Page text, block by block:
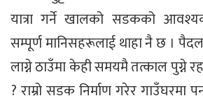
यात्रा गर्ने खालको सडकको
सम्पूर्ण मानिसहरूलाई थाहा नै छ । पैदल
लाग्ने ठाउँमा केही समयमै तत्काल पुग्ने
? राम्रो सडक निर्माण गरेर गाउँघरमा